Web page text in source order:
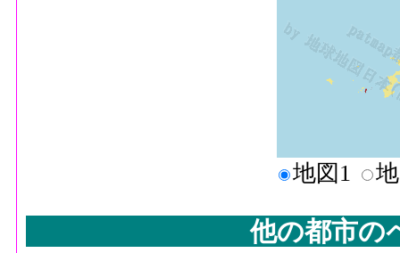
地図1
他の都市の